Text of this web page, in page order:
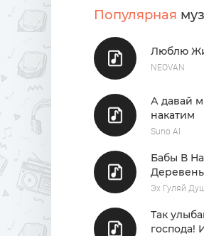
Популярная
Люблю
NEOVAN
А давай
накатим
Suno AI
Бабы В
Эх Гуляй
Так
господа!